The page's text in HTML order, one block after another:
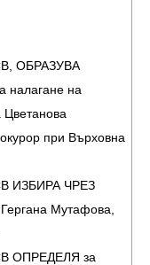
ОБРАЗУВА
на
при Върховна
ИЗБИРА ЧРЕЗ
Мутафова,
ОПРЕДЕЛЯ за